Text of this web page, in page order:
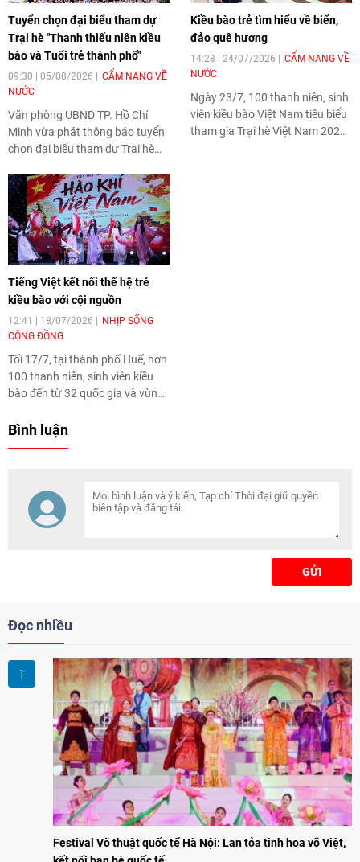
Tuyển chọn đại biểu tham dự
Trại hè "Thanh thiếu niên kiều
bào và Tuổi trẻ thành phố"
09:30 | 05/08/2026
CẨM NANG VỀ
NƯỚC
Văn phòng UBND TP. Hồ Chí
Minh vừa phát thông báo tuyển
chọn đại biểu tham dự Trại hè
Tuổi trẻ thành phố" lần thứ 19
năm 2026.
Kiều bào trẻ tìm hiểu về biển,
đảo quê hương
14:28 | 24/07/2026
CẨM NANG VỀ
NƯỚC
Ngày 23/7, 100 thanh niên, sinh
viên kiều bào Việt Nam tiêu biểu
tham gia Trại hè Việt Nam 2026
Tiếng Việt kết nối thế hệ trẻ
kiều bào với cội nguồn
12:41 | 18/07/2026
NHỊP SỐNG
CỘNG ĐỒNG
Tối 17/7, tại thành phố Huế, hơn
100 thanh niên, sinh viên kiều
bào đến từ 32 quốc gia và vùng
trình giao lưu tiếng Việt trong
cường sự gắn kết của thế hệ trẻ
người Việt Nam ở nước ngoài với
văn hóa, lịch sử và cội nguồn
Bình luận
GỬI
Đọc nhiều
Festival Võ thuật quốc tế Hà Nội: Lan tỏa tinh hoa võ Việt,